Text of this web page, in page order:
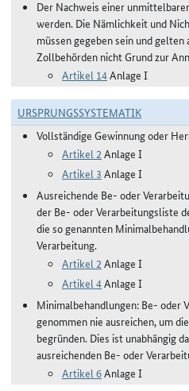
Der Nachweis einer
werden. Die Nämlichkeit und
müssen gegeben sein und
Zollbehörden nicht Grund zur
Artikel 14Anlage I
URSPRUNGSSYSTEMATIK
Vollständige Gewinnung oder
Artikel 2 Anlage I
Artikel 3 Anlage I
Ausreichende Be- oder
der Be- oder Verarbeitungsliste
die so genannten
Verarbeitung.
Artikel 2 Anlage I
Artikel 4Anlage I
Minimalbehandlungen: Be- oder
genommen nie ausreichen, um
begründen. Dies ist unabhängig
ausreichenden Be- oder
Artikel 6Anlage I